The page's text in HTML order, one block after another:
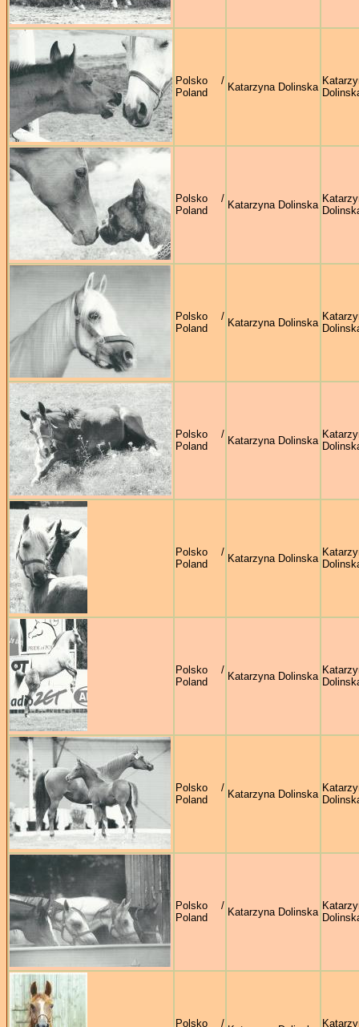
Polsko /
Poland
Katarzyna Dolinska
Polsko /
Poland
Katarzyna Dolinska
Polsko /
Poland
Katarzyna Dolinska
Polsko /
Poland
Katarzyna Dolinska
Polsko /
Poland
Katarzyna Dolinska
Polsko /
Poland
Katarzyna Dolinska
Polsko /
Poland
Katarzyna Dolinska
Polsko /
Poland
Katarzyna Dolinska
Polsko /